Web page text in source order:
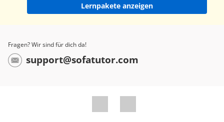
Lernpakete anzeigen
Fragen? Wir sind für dich da!
support@sofatutor.com